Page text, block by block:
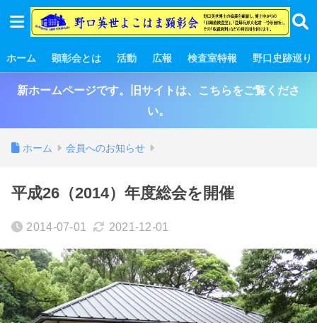
ホーム 顕彰会とは 活動 広報 検査室特報 野口史跡巡り
新ホームページです。旧サイトは、こちらをご覧くださ
い。
ホーム 会員へのお知らせ
平成26（2014）年度総会を開催
2014-07-01 2021-12-01